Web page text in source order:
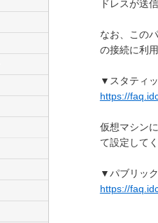
ドレスが送
なお、この
の接続に利
▼スタティ
https://
仮想マシン
て設定して
▼パブリッ
https://